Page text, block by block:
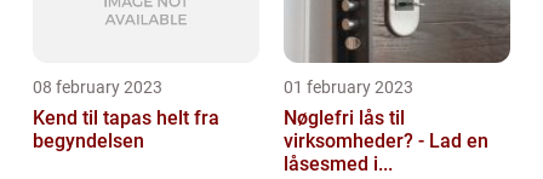
08 february 2023
Kend til tapas helt fra
begyndelsen
01 february 2023
Nøglefri lås til
virksomheder? - Lad en
låsesmed i...